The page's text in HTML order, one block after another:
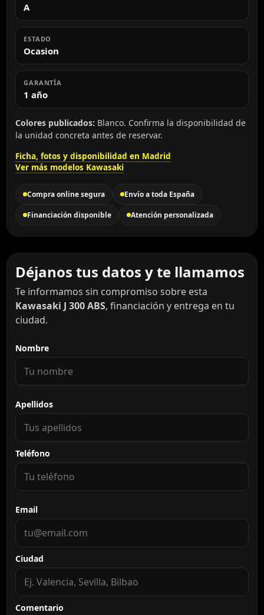
A
ESTADO
Ocasion
GARANTÍA
1 año
Colores publicados: Blanco. Confirma la disponibilidad de
la unidad concreta antes de reservar.
Ficha, fotos y disponibilidad en Madrid
Ver más modelos Kawasaki
Compra online segura Envío a toda España
Financiación disponible Atención personalizada
Déjanos tus datos y te llamamos
Te informamos sin compromiso sobre esta
Kawasaki J 300 ABS, financiación y entrega en tu
ciudad.
Nombre
Apellidos
Teléfono
Email
Ciudad
Comentario